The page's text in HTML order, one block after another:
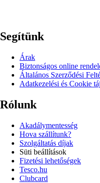
Segítünk
Árak
Biztonságos online
Általános Szerződési
Adatkezelési és Cookie
Rólunk
Akadálymentesség
Hova szállítunk?
Szolgáltatás díjak
Süti beállítások
Fizetési lehetőségek
Tesco.hu
Clubcard